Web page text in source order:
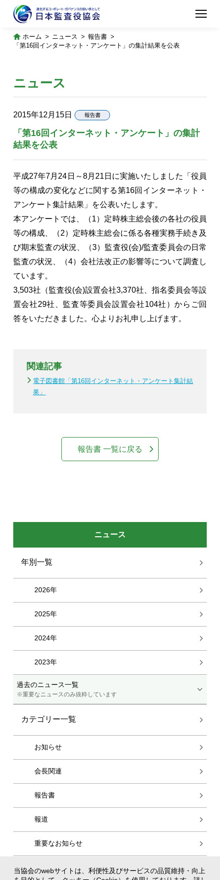
ホーム ニュース
報告書
「第16回インターネット・アンケート」の集計結果を公表
ニュース
年別一覧
過去のニュース一覧
※重要なニュースのみ抜粋しています
2026年
2025年
2024年
2023年
カテゴリー一覧
お知らせ
会長関連
報告書
報道
重要なお知らせ
ニュース
2015年12月15日 報告書
「第16回インターネット・アンケート」の集計
結果を公表
平成27年7月24日～8月21日に実施いたしました「役員
等の構成の変化などに関する第16回インターネット・
アンケート集計結果」を公表いたします。
本アンケートでは、（1）定時株主総会後の各社の役員
等の構成、（2）定時株主総会に係る各種実務手続き及
び期末監査の状況、（3）監査役(会)/監査委員会の日常
監査の状況、（4）会社法改正の影響等について調査し
ています。
3,503社（監査役(会)設置会社3,370社、指名委員会等設
置会社29社、監査等委員会設置会社104社）からご回
答をいただきました。心よりお礼申し上げます。
関連記事
電子図書館「第16回インターネット・アンケート集計結
果」
報告書 一覧に戻る
個人情報保護方針
当協会のwebサイトは、利便性及びサービスの品質維持・向上